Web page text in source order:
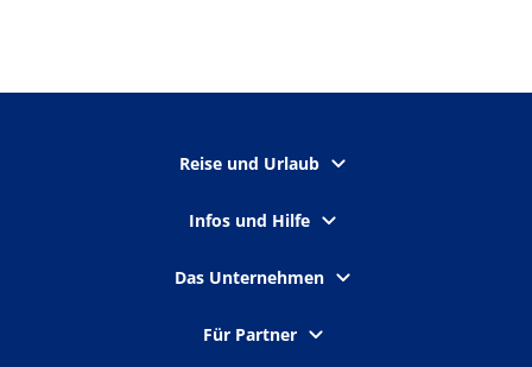
Reise und Urlaub
Infos und Hilfe
Das Unternehmen
Für Partner